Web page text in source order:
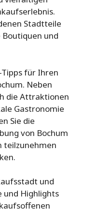
Stadtteile
und
Tipps für Ihren
Neben
die Attraktionen
Gastronomie
Sie die
von Bochum
teilzunehmen
und
und Highlights